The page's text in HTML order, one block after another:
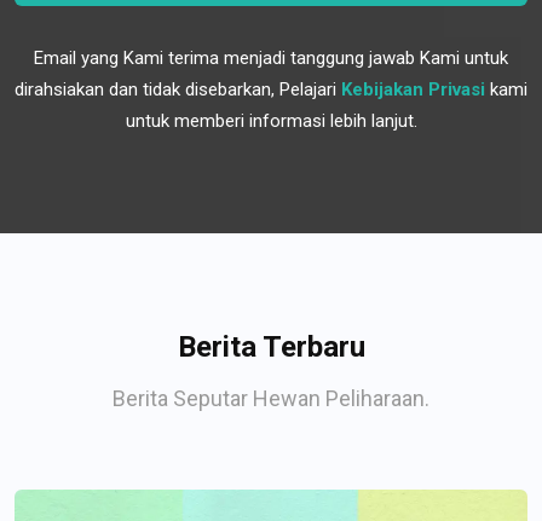
Email yang Kami terima menjadi tanggung jawab Kami untuk
dirahsiakan dan tidak disebarkan, Pelajari Kebijakan Privasi kami
untuk memberi informasi lebih lanjut.
Berita Terbaru
Berita Seputar Hewan Peliharaan.